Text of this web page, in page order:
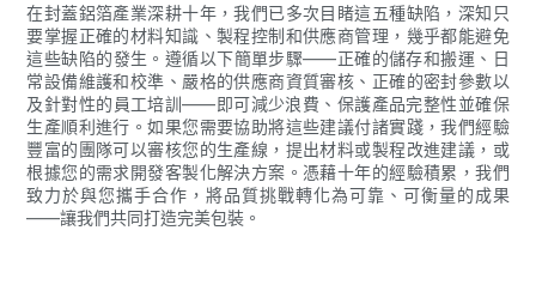
在封蓋鋁箔產業深耕十年，我們已多次目睹這五種缺陷，深知只
要掌握正確的材料知識、製程控制和供應商管理，幾乎都能避免
這些缺陷的發生。遵循以下簡單步驟——正確的儲存和搬運、日
常設備維護和校準、嚴格的供應商資質審核、正確的密封參數以
及針對性的員工培訓——即可減少浪費、保護產品完整性並確保
生產順利進行。如果您需要協助將這些建議付諸實踐，我們經驗
豐富的團隊可以審核您的生產線，提出材料或製程改進建議，或
根據您的需求開發客製化解決方案。憑藉十年的經驗積累，我們
致力於與您攜手合作，將品質挑戰轉化為可靠、可衡量的成果
——讓我們共同打造完美包裝。